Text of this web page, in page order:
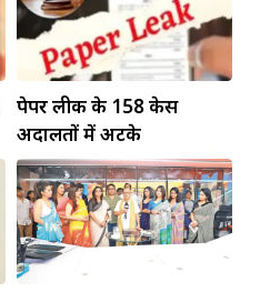
पेपर लीक के 158 केस
अदालतों में अटके